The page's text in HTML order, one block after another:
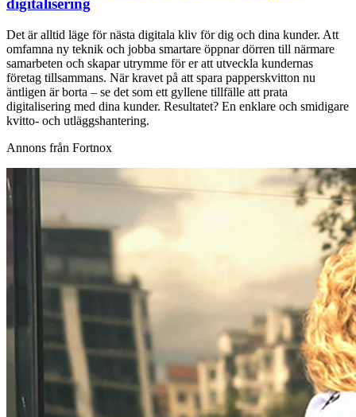
digitalisering
Det är alltid läge för nästa digitala kliv för dig och dina kunder. Att
omfamna ny teknik och jobba smartare öppnar dörren till närmare
samarbeten och skapar utrymme för er att utveckla kundernas
företag tillsammans. När kravet på att spara papperskvitton nu
äntligen är borta – se det som ett gyllene tillfälle att prata
digitalisering med dina kunder. Resultatet? En enklare och smidigare
kvitto- och utläggshantering.
Annons från Fortnox